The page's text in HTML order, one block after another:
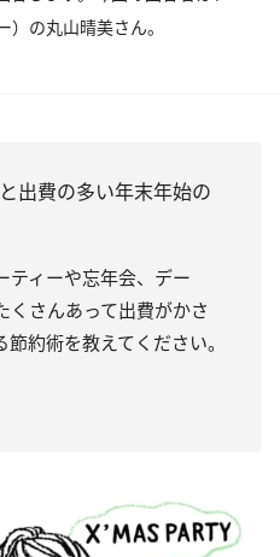
の丸山晴美さん。
出費の多い年末年始の
ティーや忘年会、デー
くさんあって出費がかさ
約術を教えてください。